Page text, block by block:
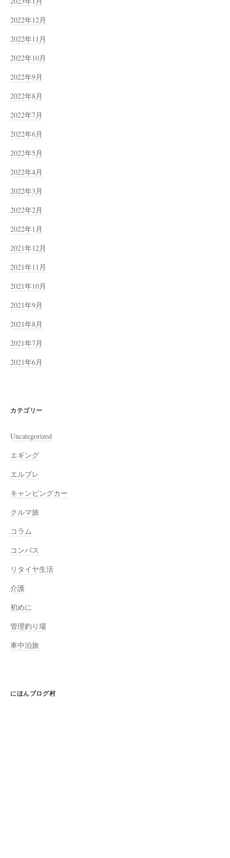
2022年12月
2022年11月
2022年10月
2022年9月
2022年8月
2022年7月
2022年6月
2022年5月
2022年4月
2022年3月
2022年2月
2022年1月
2021年12月
2021年11月
2021年10月
2021年9月
2021年8月
2021年7月
2021年6月
カテゴリー
Uncategorized
エギング
エルブレ
キャンピングカー
クルマ旅
コラム
コンパス
リタイヤ生活
介護
初めに
管理釣り場
車中泊旅
にほんブログ村